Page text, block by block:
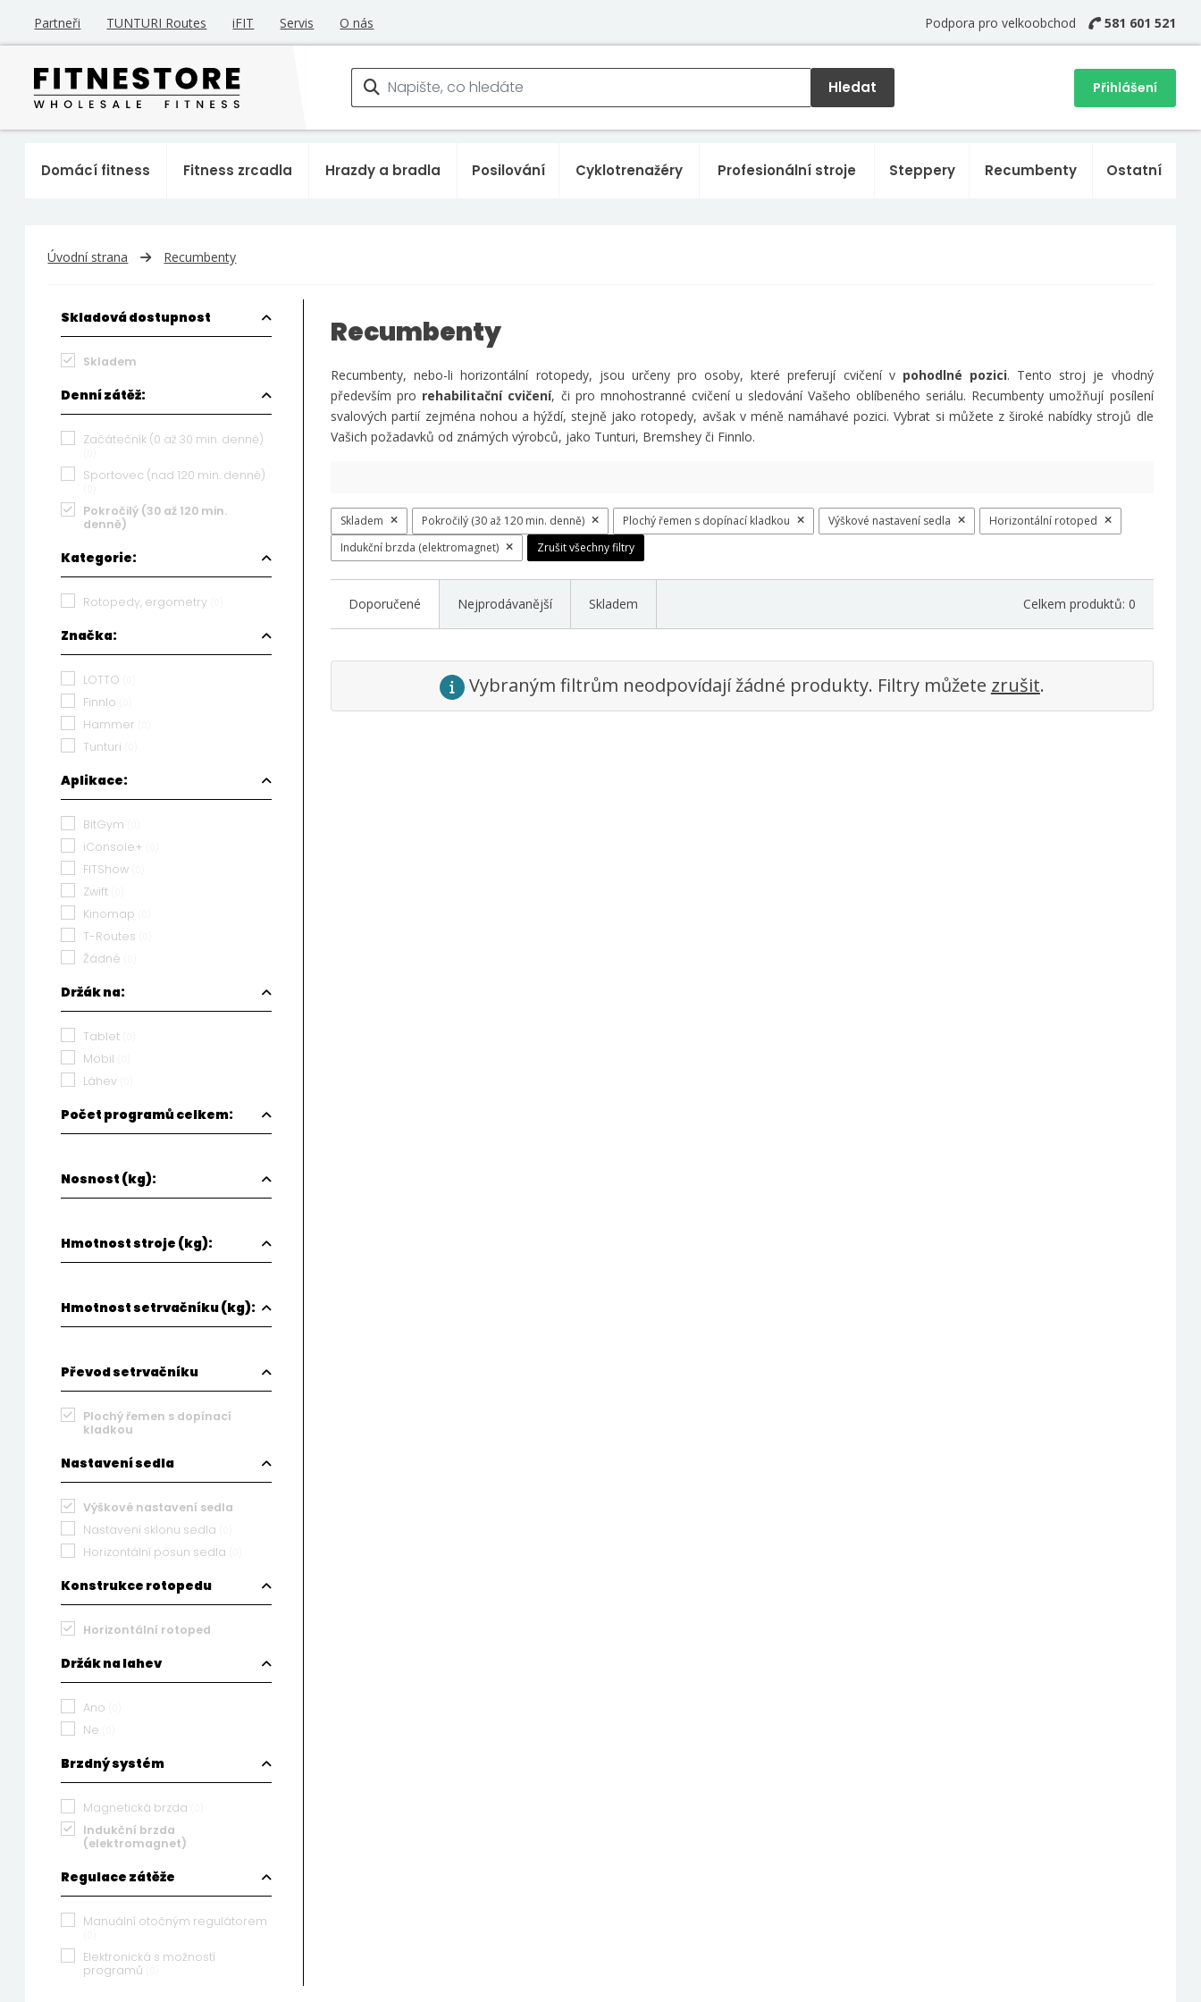
Partneři TUNTURI Routes iFIT Servis O nás Podpora pro velkoobchod 581 601 521
Hledat Přihlášení
Domácí fitness Fitness zrcadla Hrazdy a bradla Posilování Cyklotrenažéry Profesionální stroje Steppery Recumbenty Ostatní
Úvodní strana Recumbenty
Skladová dostupnost
Skladem
Denní zátěž:
Začátečník (0 až 30 min. denně)
Sportovec (nad 120 min. denně)
Pokročilý (30 až 120 min.
denně)
Kategorie:
Rotopedy, ergometry
Značka:
LOTTO
Finnlo
Hammer
Tunturi
Aplikace:
BitGym
iConsole+
FITShow
Zwift
Kinomap
T-Routes
Žádné
Držák na:
Tablet
Mobil
Láhev
Počet programů celkem:
Nosnost (kg):
Hmotnost stroje (kg):
Hmotnost setrvačníku (kg):
Převod setrvačníku
Plochý řemen s dopínací
kladkou
Nastavení sedla
Výškové nastavení sedla
Nastavení sklonu sedla
Horizontální posun sedla
Konstrukce rotopedu
Horizontální rotoped
Držák na lahev
Ano
Ne
Brzdný systém
Magnetická brzda
Indukční brzda
(elektromagnet)
Regulace zátěže
Manuální otočným regulátorem
Elektronická s možností
programů
Recumbenty
Recumbenty, nebo-li horizontální rotopedy, jsou určeny pro osoby, které preferují cvičení v pohodlné pozici. Tento stroj je vhodný
především pro rehabilitační cvič ení, či pro mnohostranné cvičení u sledování Vašeho oblíbeného seriálu. Recumbenty umožňují posílení
svalových partií zejména nohou a hýždí, stejně jako rotopedy, avšak v méně namáhavé pozici. Vybrat si můžete z široké nabídky strojů dle
Vašich požadavků od známých výrobců, jako Tunturi, Bremshey či Finnlo.
Skladem Pokročilý (30 až 120 min. denně) Plochý řemen s dopínací kladkou Výškové nastavení sedla
Horizontální rotoped
Indukční brzda (elektromagnet)
Zrušit všechny filtry
Doporučené Nejprodávanější Skladem Celkem produktů: 0
Vybraným filtrům neodpovídají žádné produkty. Filtry můžete zrušit.